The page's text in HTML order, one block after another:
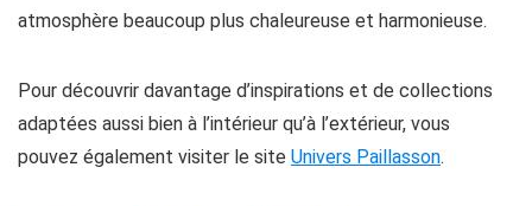
atmosphère beaucoup plus chaleureuse et harmonieuse.
Pour découvrir davantage d’inspirations et de collections
adaptées aussi bien à l’intérieur qu’à l’extérieur, vous
pouvez également visiter le site Univers Paillasson.